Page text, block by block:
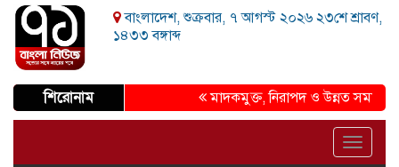
বাংলাদেশ, শুক্রবার, ৭ আগস্ট ২০২৬ ২৩শে শ্রাবণ,
১৪৩৩ বঙ্গাব্দ
শিরোনাম মাদকমুক্ত, নিরাপদ ও উন্নত সমাজ গড়ার
Toggle